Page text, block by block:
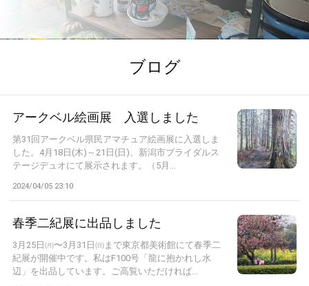
ブログ
アークベル絵画展 入選しました
第31回アークベル県民アマチュア絵画展に入選しま
した。4月18日(木)～21日(日)、新潟市ブライダルス
テージデュオにて展示されます。（5月...
2024/04/05 23:10
春季二紀展に出品しました
3月25日㈪〜3月31日㈰まで東京都美術館にて春季二
紀展が開催中です。私はF100号「龍に抱かれし水
辺」を出品しています。ご高覧いただければ...